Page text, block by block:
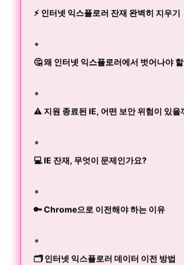
⚡️ 인터넷 익스플로러 잔재 완벽히 지우기
🤔 왜 인터넷 익스플로러에서 벗어나야
⚠️ 지원 종료된 IE, 어떤 보안 위험이 있을
💻 IE 잔재, 무엇이 문제인가요?
🔑 Chrome으로 이전해야 하는 이유
🗂️ 인터넷 익스플로러 데이터 이전 방법